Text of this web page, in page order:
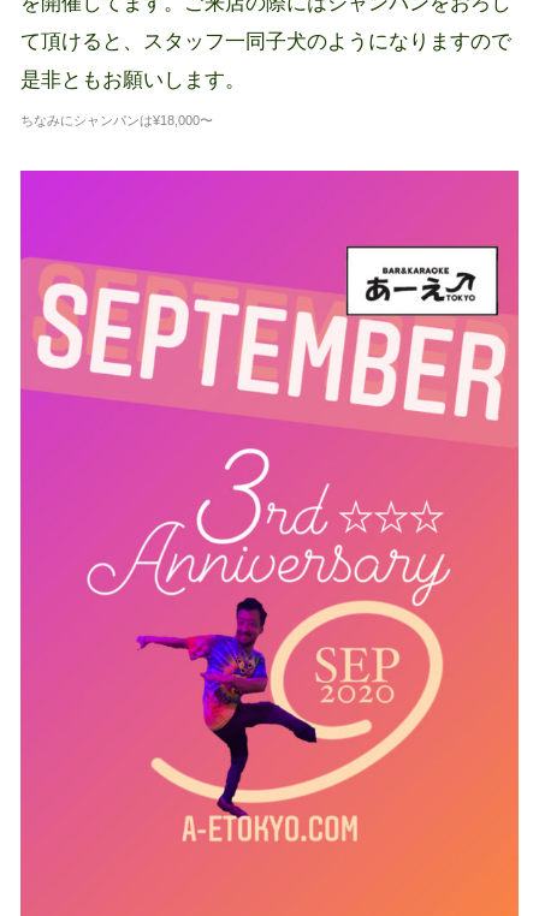
て頂けると、スタッフ一同子犬のようになりますので
是非ともお願いします。
ちなみにシャンパンは¥18,000〜